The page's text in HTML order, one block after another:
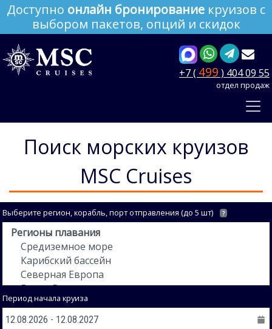
Доступно онлайн бронирование круизов с
выбором пакетов, опций и скидок
+7 ( 499 ) 404 09 55
отдел продаж
Поиск морских круизов
MSC Cruises
Выберите регион, корабль, порт отправления (до 5 шт) ?
Период начала круиза